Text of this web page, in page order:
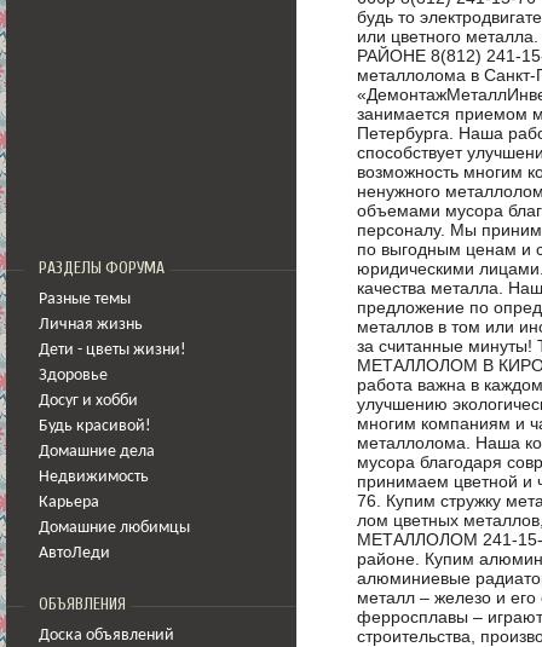
РАЗДЕЛЫ ФОРУМА
Разные темы
Личная жизнь
Дети - цветы жизни!
Здоровье
Досуг и хобби
Будь красивой!
Домашние дела
Недвижимость
Карьера
Домашние любимцы
АвтоЛеди
ОБЪЯВЛЕНИЯ
Доска объявлений
будь то
или цветного
РАЙОНЕ 8(812) 241-
металлолома в
занимается приемом
Петербурга. Наша
способствует
возможность многим
ненужного
объемами мусора
персоналу. Мы
по выгодным ценам и
юридическими
качества металла.
предложение по
металлов в том или
за считанные
МЕТАЛЛОЛОМ В
работа важна в
улучшению
многим компаниям и
металлолома. Наша
мусора благодаря
принимаем цветной и
76. Купим стружку
лом цветных
МЕТАЛЛОЛОМ 241-15-
районе. Купим
алюминиевые
металл – железо и его
ферросплавы –
строительства,